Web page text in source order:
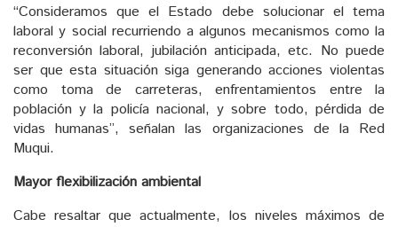
“Consideramos que el Estado debe solucionar el tema
laboral y social recurriendo a algunos mecanismos como la
reconversión laboral, jubilación anticipada, etc. No puede
ser que esta situación siga generando acciones violentas
como toma de carreteras, enfrentamientos entre la
población y la policía nacional, y sobre todo, pérdida de
vidas humanas”, señalan las organizaciones de la Red
Muqui.
Mayor flexibilización ambiental
Cabe resaltar que actualmente, los niveles máximos de